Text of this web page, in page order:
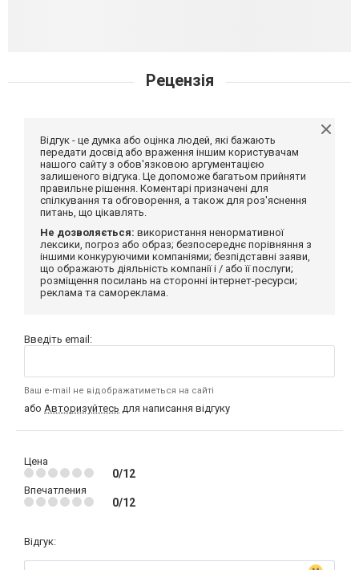
Рецензія
Відгук - це думка або оцінка людей, які бажають
передати досвід або враження іншим користувачам
нашого сайту з обов'язковою аргументацією
залишеного відгука. Це допоможе багатьом прийняти
правильне рішення. Коментарі призначені для
спілкування та обговорення, а також для роз'яснення
питань, що цікавлять.
Не дозволяється: використання ненормативної
лексики, погроз або образ; безпосереднє порівняння з
іншими конкуруючими компаніями; безпідставні заяви,
що ображають діяльність компанії і / або її послуги;
розміщення посилань на сторонні інтернет-ресурси;
реклама та самореклама.
Введіть email:
Ваш e-mail не відображатиметься на сайті
або Авторизуйтесь для написання відгуку
Цена
0/12
Впечатления
0/12
Відгук: